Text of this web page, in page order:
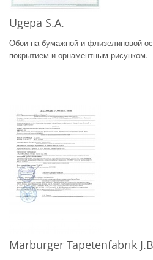
Ugepa S.A.
Обои на бумажной и флизелиновой
покрытием и орнаментным рисунком.
Marburger Tapetenfabrik